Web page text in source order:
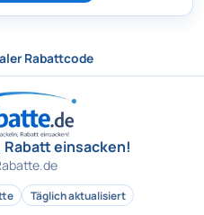
Rabattcode
einsacken!
Täglich aktualisiert